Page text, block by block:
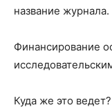
название журнала.
Финансирование
Куда же это ведет?